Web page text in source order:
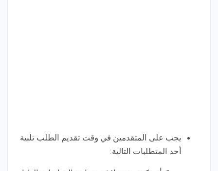
يجب على المتقدمين في وقت تقديم الطلب تلبية
أحد المتطلبات التالية: